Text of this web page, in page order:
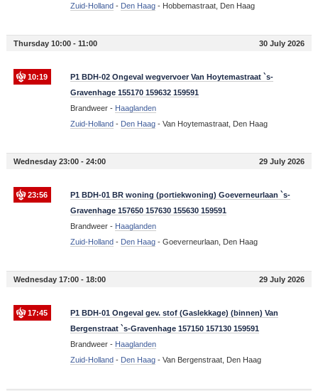
Zuid-Holland- Den Haag- Hobbemastraat, Den Haag
Thursday 10:00 - 11:00 30 July 2026
10:19
P1 BDH-02 Ongeval wegvervoer Van Hoytemastraat `s-
Gravenhage 155170 159632 159591
Brandweer - Haaglanden
Zuid-Holland- Den Haag- Van Hoytemastraat, Den Haag
Wednesday 23:00 - 24:00 29 July 2026
23:56
P1 BDH-01 BR woning (portiekwoning) Goeverneurlaan `s-
Gravenhage 157650 157630 155630 159591
Brandweer - Haaglanden
Zuid-Holland- Den Haag- Goeverneurlaan, Den Haag
Wednesday 17:00 - 18:00 29 July 2026
17:45
P1 BDH-01 Ongeval gev. stof (Gaslekkage) (binnen) Van
Bergenstraat `s-Gravenhage 157150 157130 159591
Brandweer - Haaglanden
Zuid-Holland- Den Haag- Van Bergenstraat, Den Haag